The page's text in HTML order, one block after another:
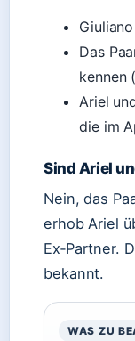
Das
kennen
Ariel
die im
Sind Ariel
Nein, das
erhob Ariel
Ex‑Partner.
bekannt.
WAS ZU